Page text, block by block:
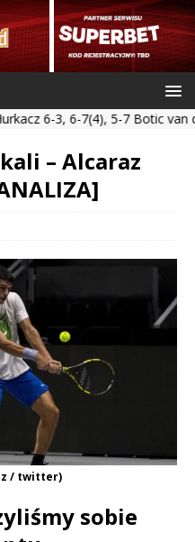
3, 6-7(4), 5-7 Botic van de
– Alcaraz
/ twitter)
sobie